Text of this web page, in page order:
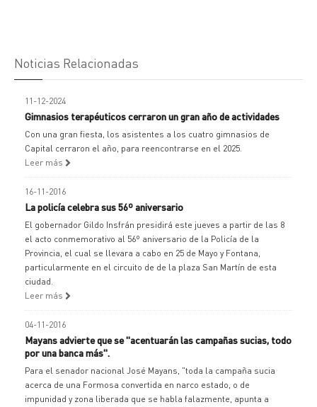
Noticias Relacionadas
11-12-2024
Gimnasios terapéuticos cerraron un gran año de actividades
Con una gran fiesta, los asistentes a los cuatro gimnasios de
Capital cerraron el año, para reencontrarse en el 2025.
Leer más
16-11-2016
La policía celebra sus 56º aniversario
El gobernador Gildo Insfrán presidirá este jueves a partir de las 8
el acto conmemorativo al 56º aniversario de la Policía de la
Provincia, el cual se llevara a cabo en 25 de Mayo y Fontana,
particularmente en el circuito de de la plaza San Martín de esta
ciudad.
Leer más
04-11-2016
Mayans advierte que se "acentuarán las campañas sucias, todo
por una banca más".
Para el senador nacional José Mayans, "toda la campaña sucia
acerca de una Formosa convertida en narco estado, o de
impunidad y zona liberada que se habla falazmente, apunta a